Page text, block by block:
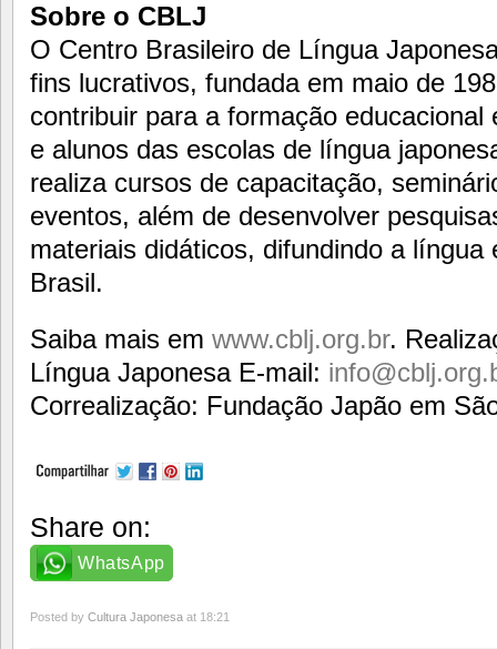
Sobre o CBLJ
O Centro Brasileiro de Língua
fins lucrativos, fundada em maio de
contribuir para a formação
e alunos das escolas de língua
realiza cursos de capacitação,
eventos, além de desenvolver
materiais didáticos, difundindo a língua
Brasil.
Saiba mais em www.cblj.org.br.
Língua Japonesa E-mail:
Correalização: Fundação Japão em
Share on:
WhatsApp
Posted by Cultura Japonesa at 18:21